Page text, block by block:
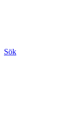
Sök